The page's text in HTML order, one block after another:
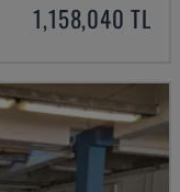
1,158,040 TL